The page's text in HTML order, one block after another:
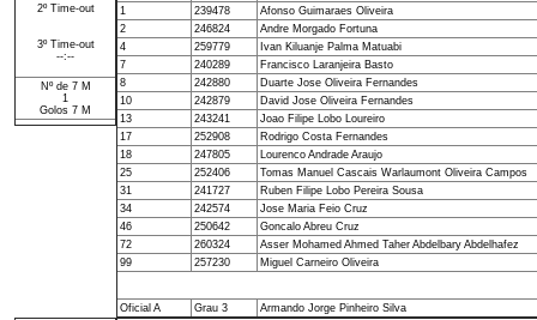
2º Time-out
3º Time-out
--:--
Nº de 7 M
1
Golos 7 M
1
239478
Afonso Guimaraes Oliveira
2
246824
Andre Morgado Fortuna
4
259779
Ivan Kiluanje Palma Matuabi
7
240289
Francisco Laranjeira Basto
8
242880
Duarte Jose Oliveira Fernandes
10
242879
David Jose Oliveira Fernandes
13
243241
Joao Filipe Lobo Loureiro
17
252908
Rodrigo Costa Fernandes
18
247805
Lourenco Andrade Araujo
25
252406
Tomas Manuel Cascais Warlaumont Oliveira Campos
31
241727
Ruben Filipe Lobo Pereira Sousa
34
242574
Jose Maria Feio Cruz
46
250642
Goncalo Abreu Cruz
72
260324
Asser Mohamed Ahmed Taher Abdelbary Abdelhafez
99
257230 Miguel Carneiro Oliveira
Oficial A Grau 3
Armando Jorge Pinheiro Silva